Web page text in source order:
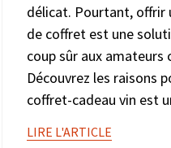
délicat. Pourtant, offrir
de coffret est une
coup sûr aux amateurs
Découvrez les raisons
coffret-cadeau vin est
LIRE L'ARTICLE